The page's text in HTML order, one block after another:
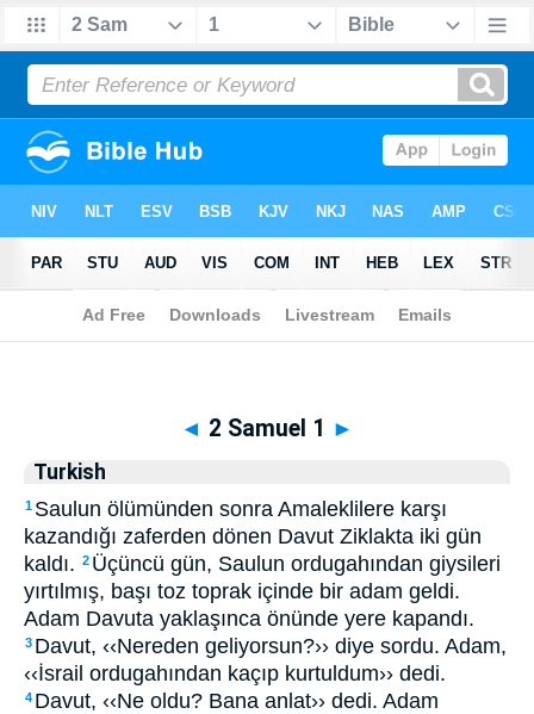
Biblia >Turkish> 2 Samuel 1
◄ 2 Samuel 1 ►
Turkish
1 Saulun ölümünden sonra Amaleklilere karşı
kazandığı zaferden dönen Davut Ziklakta iki gün
kaldı. 2 Üçüncü gün, Saulun ordugahından giysileri
yırtılmış, başı toz toprak içinde bir adam geldi.
Adam Davuta yaklaşınca önünde yere kapandı.
3 Davut, ‹‹Nereden geliyorsun?›› diye sordu. Adam,
‹‹İsrail ordugahından kaçıp kurtuldum›› dedi.
4 Davut, ‹‹Ne oldu? Bana anlat›› dedi. Adam